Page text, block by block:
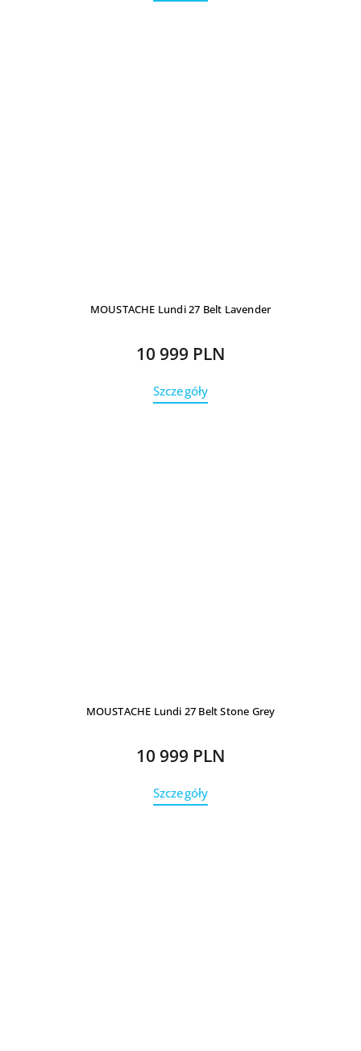
MOUSTACHE Lundi 27 Belt Lavender
10 999 PLN
Szczegóły
MOUSTACHE Lundi 27 Belt Stone Grey
10 999 PLN
Szczegóły